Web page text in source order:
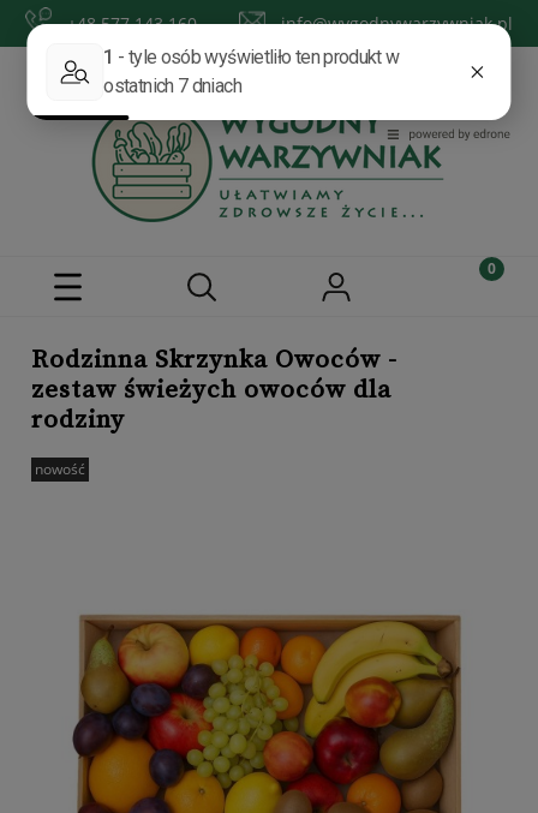
+48 577 143 160 info@wygodnywarzywniak.pl
Zarejestruj się Zaloguj się
Rodzinna Skrzynka Owoców -
zestaw świeżych owoców dla
rodziny
nowość